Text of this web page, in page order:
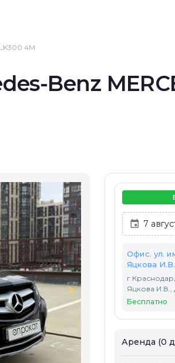
4M
Benz
chevron_right
Офис. ул.
Яцкова
г
Яцкова И.В.,
Бесплатно
Аренда (0